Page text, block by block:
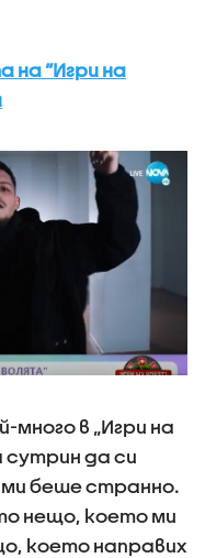
на “Игри на
много в „Игри на
сутрин да си
ми беше странно.
нещо, което ми
което направих